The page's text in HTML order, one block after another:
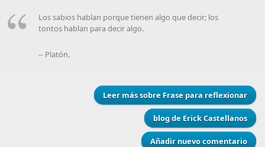
Los sabios hablan porque tienen algo que decir; los
tontos hablan para decir algo.
-- Platón.
Leer mássobre Frase para reflexionar
blog de Erick Castellanos
Añadir nuevo comentario